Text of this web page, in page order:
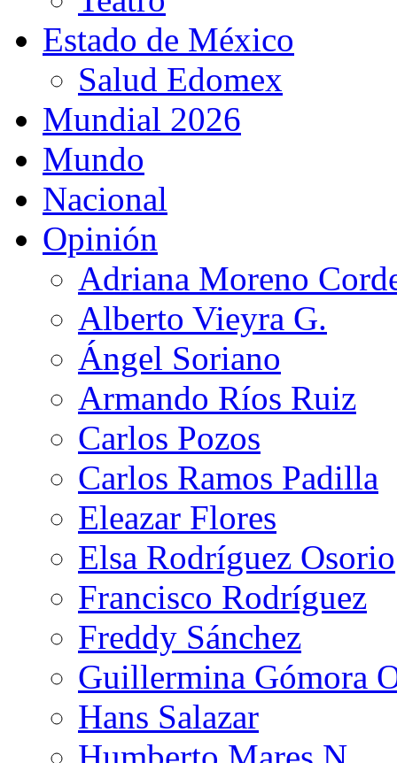
Estado de México
Salud Edomex
Mundial 2026
Mundo
Nacional
Opinión
Adriana Moreno
Alberto Vieyra G.
Ángel Soriano
Armando Ríos Ruiz
Carlos Pozos
Carlos Ramos Padilla
Eleazar Flores
Elsa Rodríguez Osorio
Francisco Rodríguez
Freddy Sánchez
Guillermina Gómora
Hans Salazar